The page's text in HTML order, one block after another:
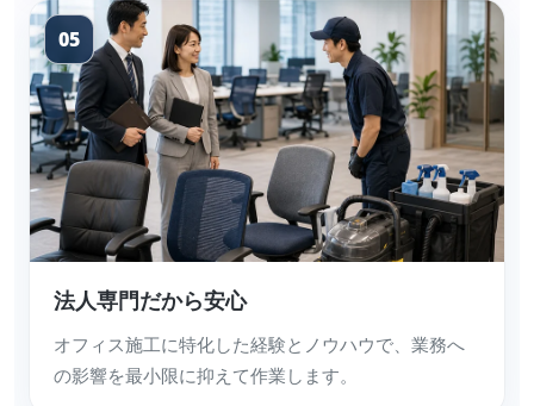
05
法人専門だから安心
オフィス施工に特化した経験とノウハウで、業務へ
の影響を最小限に抑えて作業します。